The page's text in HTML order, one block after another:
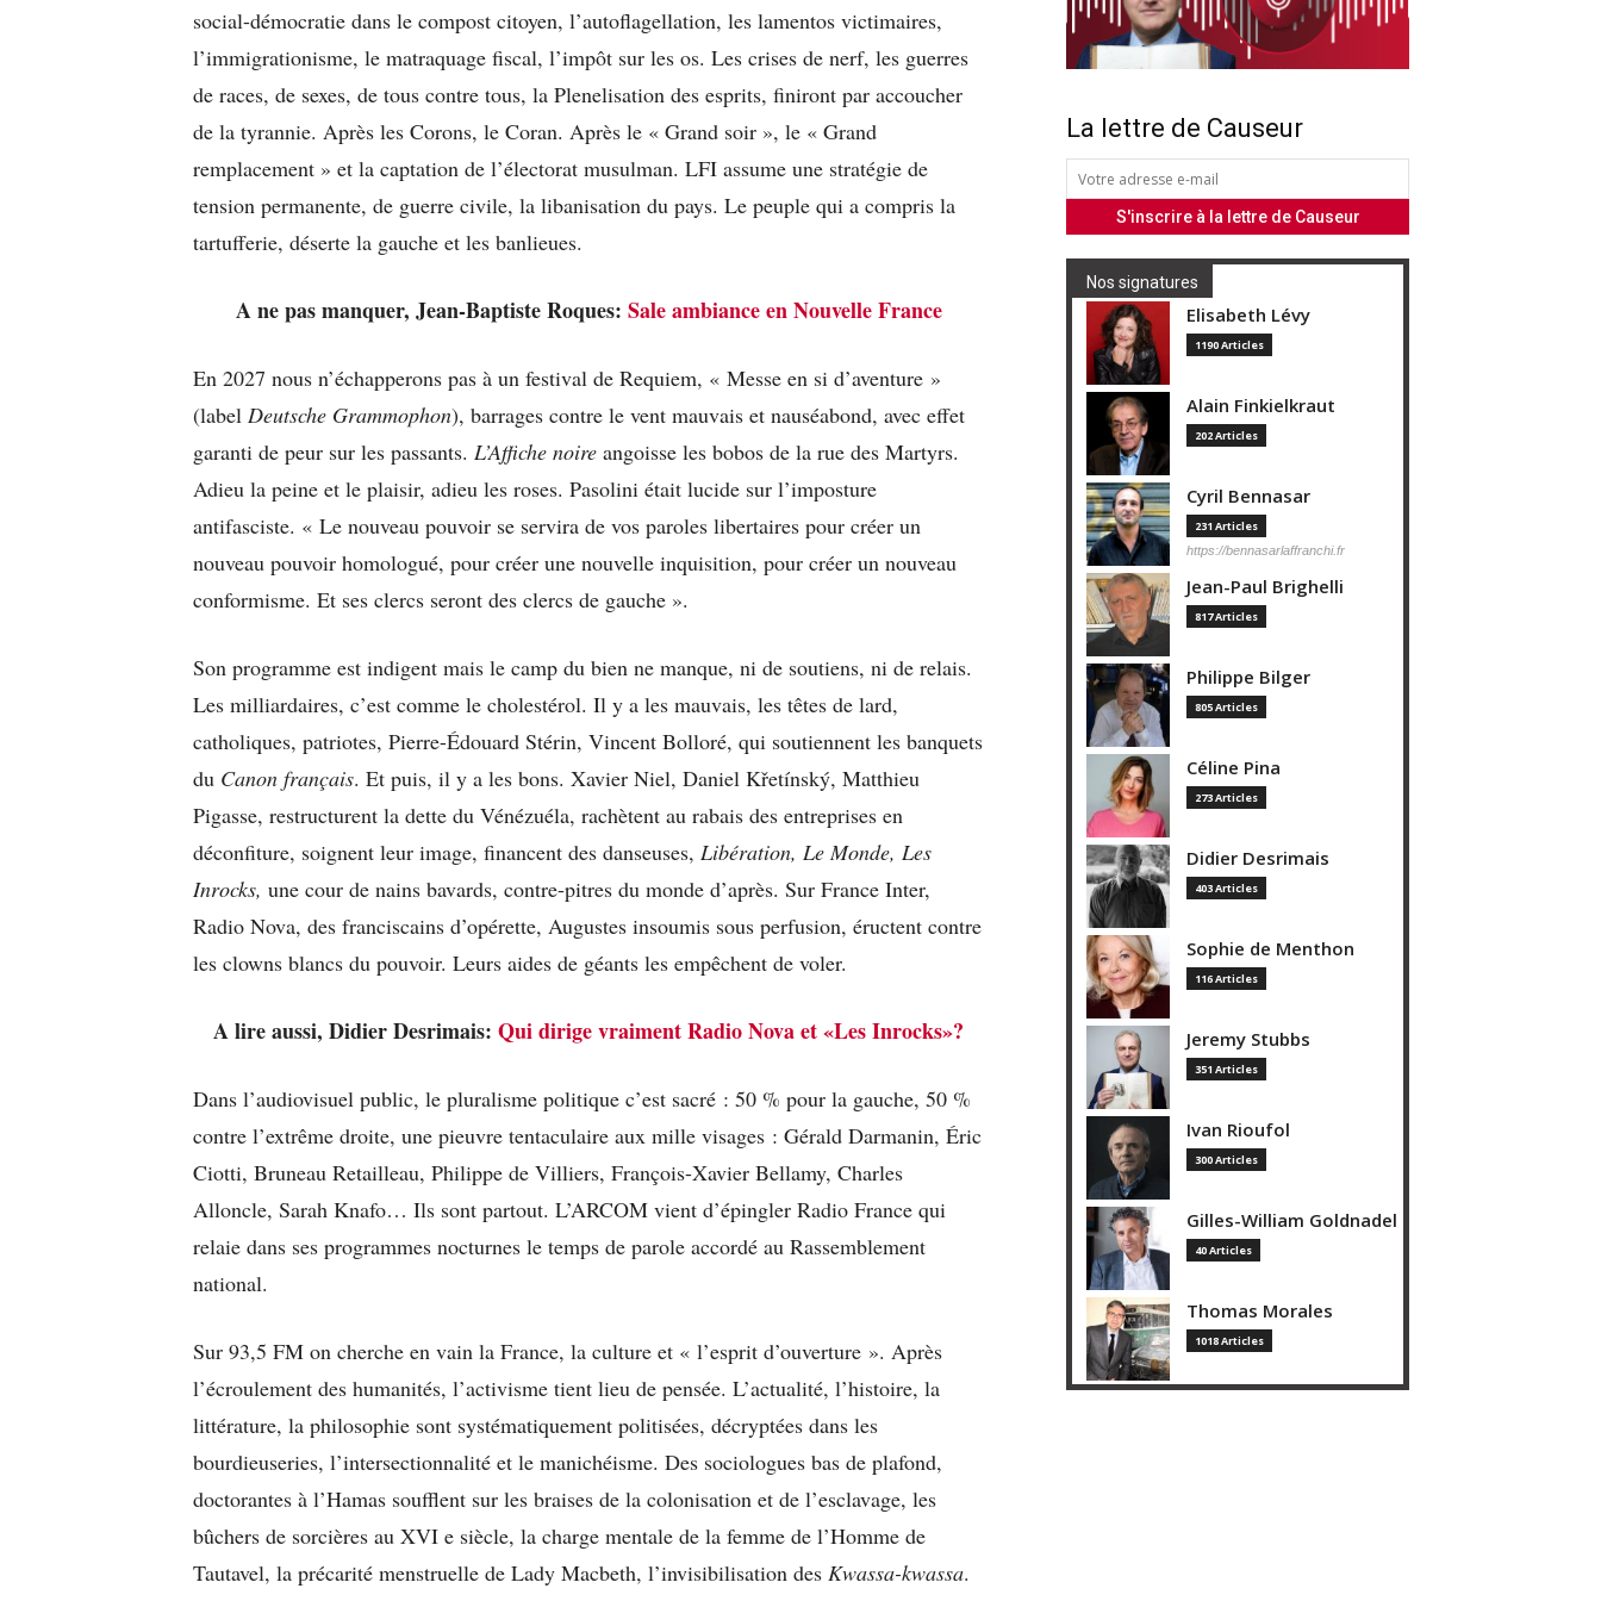
social-démocratie dans le compost citoyen, l’autoflagellation, les lamentos victimaires,
l’immigrationisme, le matraquage fiscal, l’impôt sur les os. Les crises de nerf, les guerres
de races, de sexes, de tous contre tous, la Plenelisation des esprits, finiront par accoucher
de la tyrannie. Après les Corons, le Coran. Après le « Grand soir », le « Grand
remplacement » et la captation de l’électorat musulman. LFI assume une stratégie de
tension permanente, de guerre civile, la libanisation du pays. Le peuple qui a compris la
tartufferie, déserte la gauche et les banlieues.
A ne pas manquer, Jean-Baptiste Roques: Sale ambiance en Nouvelle France
En 2027 nous n’échapperons pas à un festival de Requiem, « Messe en si d’aventure »
(label Deutsche Grammophon), barrages contre le vent mauvais et nauséabond, avec effet
garanti de peur sur les passants. L’Affiche noire angoisse les bobos de la rue des Martyrs.
Adieu la peine et le plaisir, adieu les roses. Pasolini était lucide sur l’imposture
antifasciste. « Le nouveau pouvoir se servira de vos paroles libertaires pour créer un
nouveau pouvoir homologué, pour créer une nouvelle inquisition, pour créer un nouveau
conformisme. Et ses clercs seront des clercs de gauche ».
Son programme est indigent mais le camp du bien ne manque, ni de soutiens, ni de relais.
Les milliardaires, c’est comme le cholestérol. Il y a les mauvais, les têtes de lard,
catholiques, patriotes, Pierre-Édouard Stérin, Vincent Bolloré, qui soutiennent les banquets
du Canon français. Et puis, il y a les bons. Xavier Niel, Daniel Křetínský, Matthieu
Pigasse, restructurent la dette du Vénézuéla, rachètent au rabais des entreprises en
déconfiture, soignent leur image, financent des danseuses, Libération, Le Monde, Les
Inrocks, une cour de nains bavards, contre-pitres du monde d’après. Sur France Inter,
Radio Nova, des franciscains d’opérette, Augustes insoumis sous perfusion, éructent contre
les clowns blancs du pouvoir. Leurs aides de géants les empêchent de voler.
A lire aussi, Didier Desrimais: Qui dirige vraiment Radio Nova et «Les Inrocks»?
Dans l’audiovisuel public, le pluralisme politique c’est sacré : 50 % pour la gauche, 50 %
contre l’extrême droite, une pieuvre tentaculaire aux mille visages : Gérald Darmanin, Éric
Ciotti, Bruneau Retailleau, Philippe de Villiers, François-Xavier Bellamy, Charles
Alloncle, Sarah Knafo… Ils sont partout. L’ARCOM vient d’épingler Radio France qui
relaie dans ses programmes nocturnes le temps de parole accordé au Rassemblement
national.
Sur 93,5 FM on cherche en vain la France, la culture et « l’esprit d’ouverture ». Après
l’écroulement des humanités, l’activisme tient lieu de pensée. L’actualité, l’histoire, la
littérature, la philosophie sont systématiquement politisées, décryptées dans les
bourdieuseries, l’intersectionnalité et le manichéisme. Des sociologues bas de plafond,
doctorantes à l’Hamas soufflent sur les braises de la colonisation et de l’esclavage, les
bûchers de sorcières au XVI e siècle, la charge mentale de la femme de l’Homme de
Tautavel, la précarité menstruelle de Lady Macbeth, l’invisibilisation des Kwassa-kwassa.
La lettre de Causeur
Nos signatures
Elisabeth Lévy
1190 Articles
Alain Finkielkraut
202 Articles
Cyril Bennasar
231 Articles
https://bennasarlaffranchi.fr
Jean-Paul Brighelli
817 Articles
Philippe Bilger
805 Articles
Céline Pina
273 Articles
Didier Desrimais
403 Articles
Sophie de Menthon
116 Articles
Jeremy Stubbs
351 Articles
Ivan Rioufol
300 Articles
Gilles-William Goldnadel
40 Articles
Thomas Morales
1018 Articles